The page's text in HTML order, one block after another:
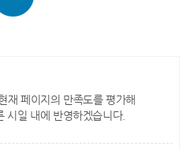
재 페이지의 만족도를 평가해
시일 내에 반영하겠습니다.